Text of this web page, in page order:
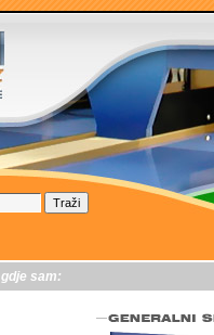
gdje sam: